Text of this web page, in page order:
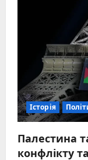
з
Історія
Палестина
конфлікту